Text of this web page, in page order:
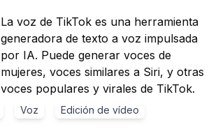
La voz de TikTok es una herramienta
generadora de texto a voz impulsada
por IA. Puede generar voces de
mujeres, voces similares a Siri, y otras
voces populares y virales de TikTok.
Voz Edición de vídeo